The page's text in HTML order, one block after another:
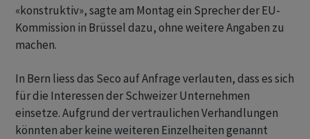
«konstruktiv», sagte am Montag ein Sprecher der EU-
Kommission in Brüssel dazu, ohne weitere Angaben zu
machen.
In Bern liess das Seco auf Anfrage verlauten, dass es sich
für die Interessen der Schweizer Unternehmen
einsetze. Aufgrund der vertraulichen Verhandlungen
könnten aber keine weiteren Einzelheiten genannt